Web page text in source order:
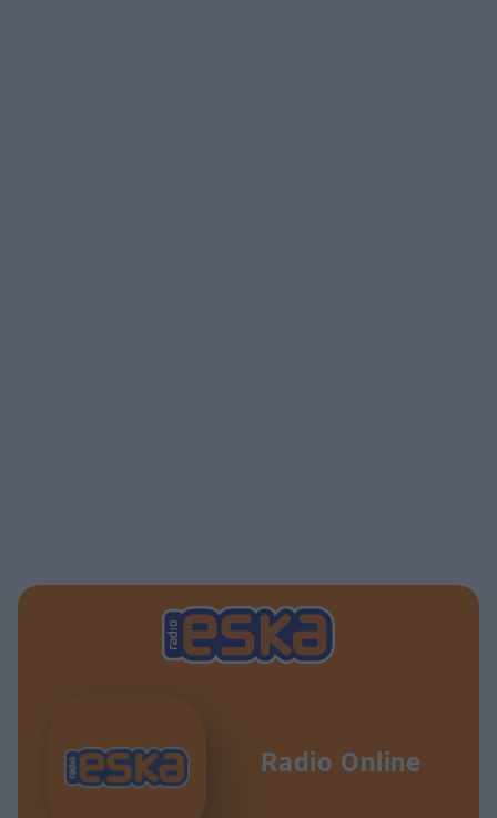
Radio Online